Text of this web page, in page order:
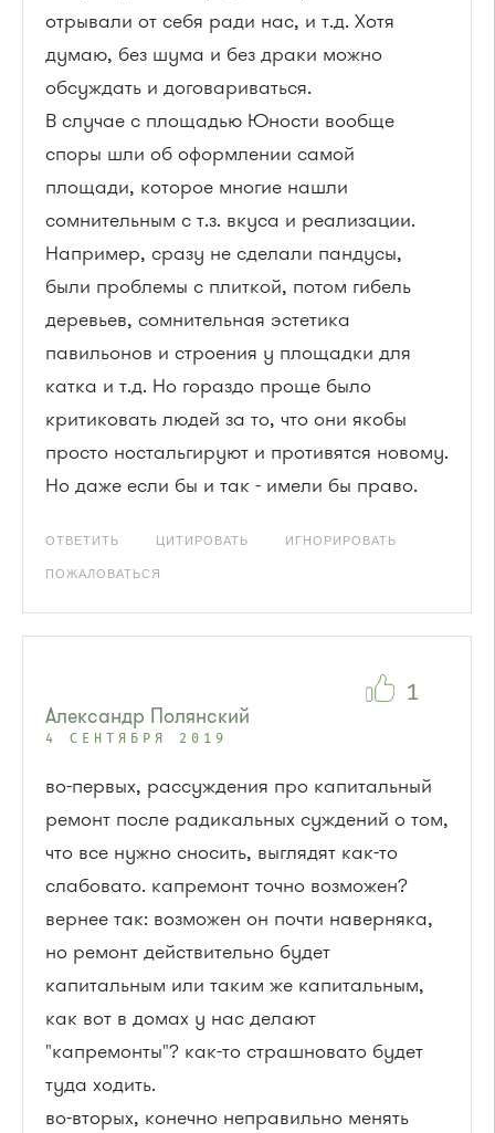
отрывали от себя ради нас, и т.д. Хотя
думаю, без шума и без драки можно
обсуждать и договариваться.
В случае с площадью Юности вообще
споры шли об оформлении самой
площади, которое многие нашли
сомнительным с т.з. вкуса и реализации.
Например, сразу не сделали пандусы,
были проблемы с плиткой, потом гибель
деревьев, сомнительная эстетика
павильонов и строения у площадки для
катка и т.д. Но гораздо проще было
критиковать людей за то, что они якобы
просто ностальгируют и противятся новому.
Но даже если бы и так - имели бы право.
ОТВЕТИТЬ ЦИТИРОВАТЬ ИГНОРИРОВАТЬ
ПОЖАЛОВАТЬСЯ
Александр Полянский
4 СЕНТЯБРЯ 2019
во-первых, рассуждения про капитальный
ремонт после радикальных суждений о том,
что все нужно сносить, выглядят как-то
слабовато. капремонт точно возможен?
вернее так: возможен он почти наверняка,
но ремонт действительно будет
капитальным или таким же капитальным,
как вот в домах у нас делают
"капремонты"? как-то страшновато будет
туда ходить.
во-вторых, конечно неправильно менять
1